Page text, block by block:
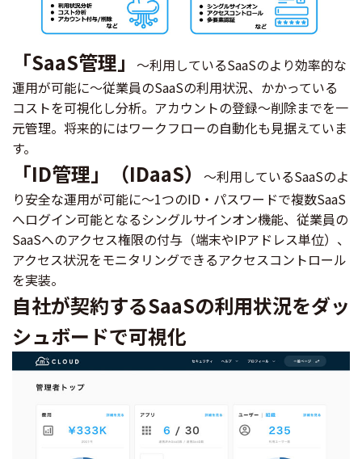
「SaaS管理」
～利用しているSaaSのより効率的な
運用が可能に～従業員のSaaSの利用状況、かかっている
コストを可視化し分析。アカウントの登録～削除までを一
元管理。将来的にはワークフローの自動化も見据えていま
す。
「ID管理」（IDaaS）
～利用しているSaaSのよ
り安全な運用が可能に～1つのID・パスワードで複数SaaS
へログイン可能となるシングルサインオン機能、従業員の
SaaSへのアクセス権限の付与（端末やIPアドレス単位）、
アクセス状況をモニタリングできるアクセスコントロール
を実装。
自社が契約するSaaSの利用状況をダッ
シュボードで可視化